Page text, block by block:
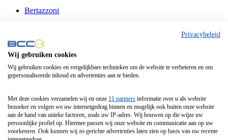
Bertazzoni
Fitelli
Airfryer
Frituurpan
Contactgrill
Broodbakmachine
Broodrooster
Privacybeleid
Wij gebruiken cookies
Wij gebruiken cookies en vergelijkbare technieken om de website te verbeteren en om
gepersonaliseerde inhoud en advertenties aan te bieden.
Met deze cookies verzamelen wij en onze 11 partners informatie over u als website
bezoeker en volgen we uw internetgedrag binnen en mogelijk ook buiten onze website
aan de hand van unieke factoren, zoals uw IP-adres. Wij bouwen op die wijze uw
persoonlijke profiel op. Hiermee passen wij onze website en communicatie aan op uw
voorkeuren. Ook kunnen wij zo gerichte advertenties laten zien op basis van uw recente